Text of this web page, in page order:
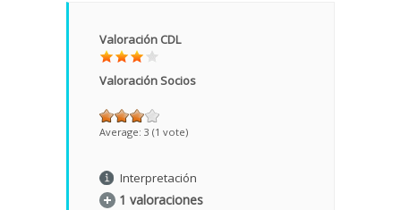
Valoración CDL
Valoración Socios
Average: 3 (1 vote)
Interpretación
1 valoraciones